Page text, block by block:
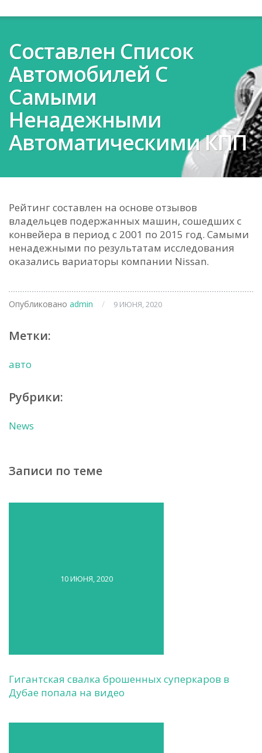
Составлен Список
Автомобилей С
Самыми
Ненадежными
Автоматическими КПП
Рейтинг составлен на основе отзывов
владельцев подержанных машин, сошедших с
конвейера в период с 2001 по 2015 год. Самыми
ненадежными по результатам исследования
оказались вариаторы компании Nissan.
Опубликовано admin / 9 ИЮНЯ, 2020
Метки:
авто
Рубрики:
News
Записи по теме
10 ИЮНЯ, 2020
Гигантская свалка брошенных суперкаров в
Дубае попала на видео